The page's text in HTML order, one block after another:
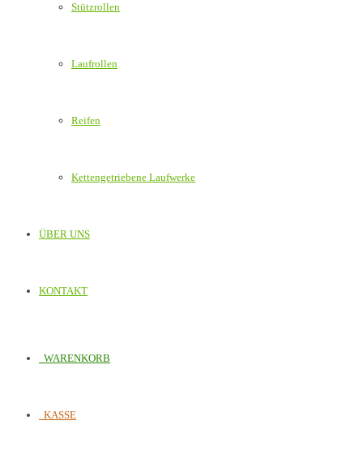
Stützrollen
Laufrollen
Reifen
Kettengetriebene Laufwerke
ÜBER UNS
KONTAKT
WARENKORB
KASSE